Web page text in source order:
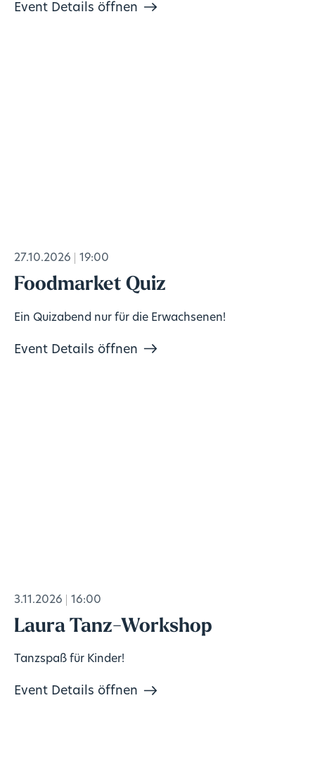
Event Details öffnen
27.10.2026 19:00
Foodmarket Quiz
Ein Quizabend nur für die Erwachsenen!
Event Details öffnen
3.11.2026 16:00
Laura Tanz-Workshop
Tanzspaß für Kinder!
Event Details öffnen